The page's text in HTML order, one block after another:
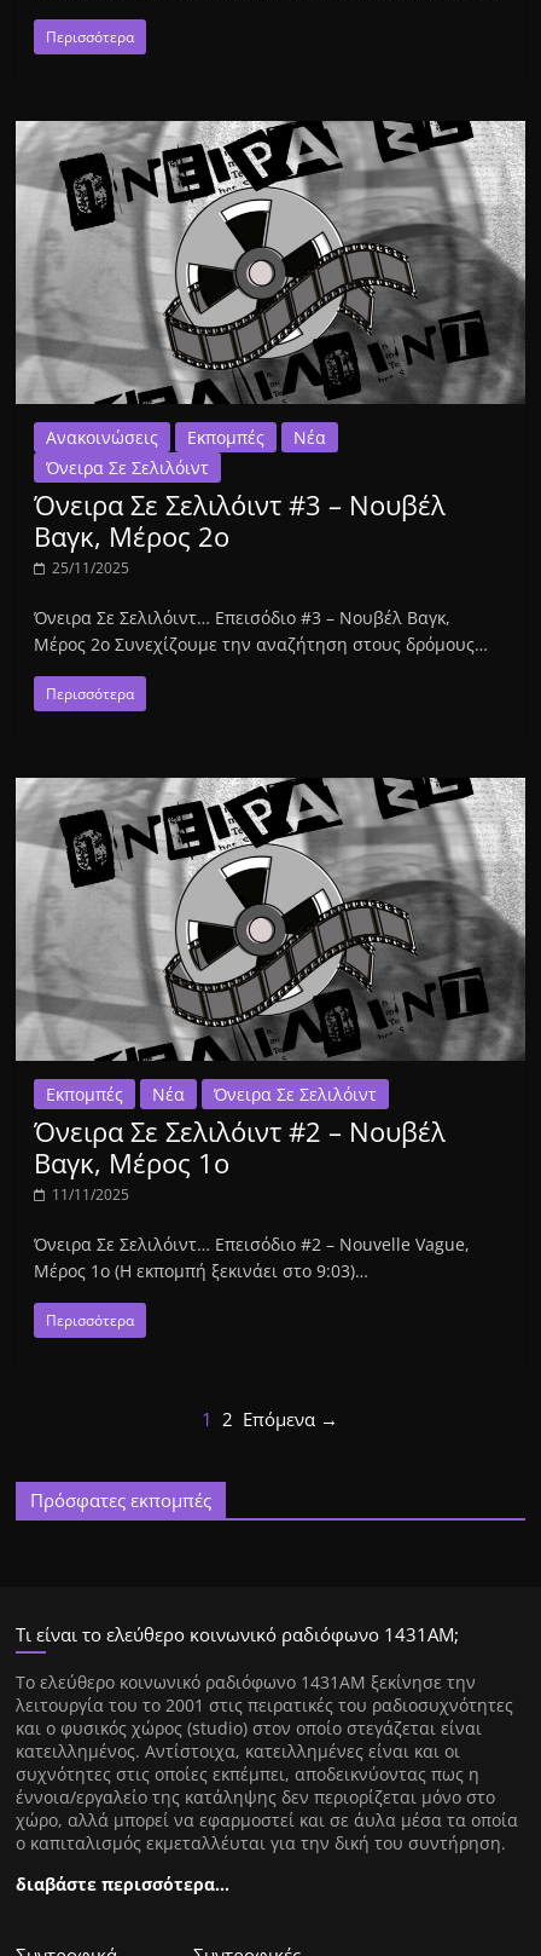
Περισσότερα
Ανακοινώσεις Εκπομπές
Νέα
Όνειρα Σε Σελιλόιντ
Όνειρα Σε Σελιλόιντ #3 – Νουβέλ
Βαγκ, Μέρος 2ο
25/11/2025
Όνειρα Σε Σελιλόιντ… Επεισόδιο #3 – Νουβέλ Βαγκ,
Μέρος 2o Συνεχίζουμε την αναζήτηση στους δρόμους…
Περισσότερα
Εκπομπές Νέα Όνειρα Σε Σελιλόιντ
Όνειρα Σε Σελιλόιντ #2 – Νουβέλ
Βαγκ, Μέρος 1ο
11/11/2025
Όνειρα Σε Σελιλόιντ… Επεισόδιο #2 – Nouvelle Vague,
Μέρος 1ο (Η εκπομπή ξεκινάει στο 9:03)…
Περισσότερα
1 2 Επόμενα →
Πρόσφατες εκπομπές
Τι είναι το ελεύθερο κοινωνικό ραδιόφωνο 1431ΑΜ;
Tο ελεύθερο κοινωνικό ραδιόφωνο 1431AM ξεκίνησε την
λειτουργία του το 2001 στις πειρατικές του ραδιοσυχνότητες
και ο φυσικός χώρος (studio) στον οποίο στεγάζεται είναι
κατειλλημένος. Αντίστοιχα, κατειλλημένες είναι και οι
συχνότητες στις οποίες εκπέμπει, αποδεικνύοντας πως η
έννοια/εργαλείο της κατάληψης δεν περιορίζεται μόνο στο
χώρο, αλλά μπορεί να εφαρμοστεί και σε άυλα μέσα τα οποία
ο καπιταλισμός εκμεταλλέυται για την δική του συντήρηση.
διαβάστε περισσότερα…